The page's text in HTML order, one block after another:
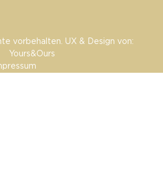
vorbehalten. UX & Design von:
Yours&Ours